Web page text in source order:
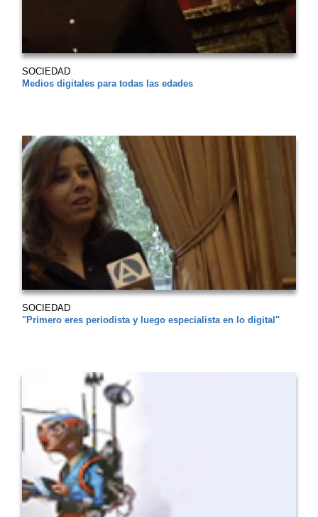
SOCIEDAD
Medios digitales para todas las edades
SOCIEDAD
"Primero eres periodista y luego especialista en lo digital"